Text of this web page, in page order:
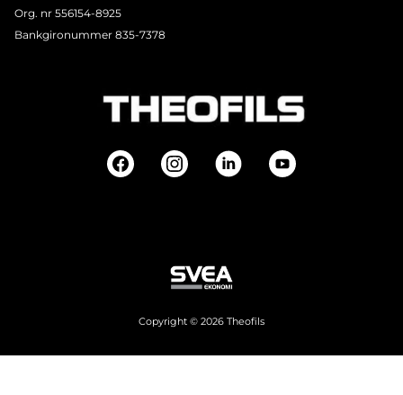
Org. nr 556154-8925
Bankgironummer 835-7378
Copyright © 2026 Theofils